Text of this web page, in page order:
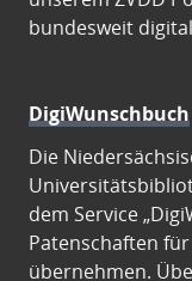
bundesweit
DigiWunschbuch
Die
dem Service
Patenschaften
übernehmen.